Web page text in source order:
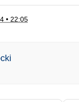
• 22:05